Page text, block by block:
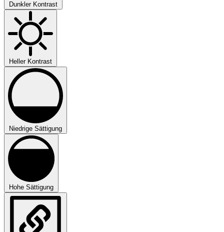
Dunkler Kontrast
Heller Kontrast
Niedrige Sättigung
Hohe Sättigung